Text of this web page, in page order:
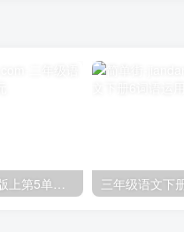
二年级语文上册新版上第5单元__extracted（部编） 三年级语文下